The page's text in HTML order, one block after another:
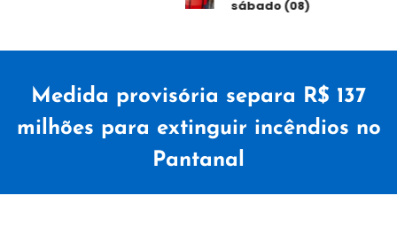
sábado (08)
Medida provisória separa R$ 137
milhões para extinguir incêndios no
Pantanal